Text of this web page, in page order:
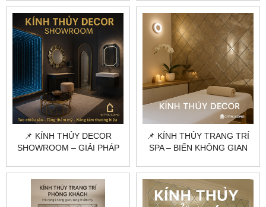
NGHIỆP
KHÔNG GIAN
📌 KÍNH THỦY DECOR
SHOWROOM – GIẢI PHÁP
CHUYÊN NGHIỆP
📌 KÍNH THỦY TRANG TRÍ
SPA – BIẾN KHÔNG GIAN
PHẨM NGHỆ THUẬT